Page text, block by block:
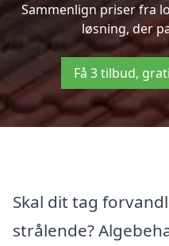
Sammenlign priser fra
løsning, der
Få 3 tilbud,
Skal dit tag
strålende?